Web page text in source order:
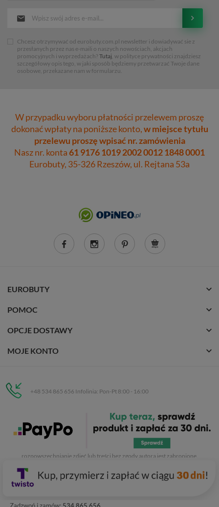
Zadzwoń i zamów: 534 865 656
Chcesz otrzymywać od eurobuty.com.pl newsletter i dowiadywać sie z
przesłanych przez nas e-maili o naszych nowościach, akcjach
promocyjnych i wyprzedażach? Tutaj, w polityce prywatności znajdziesz
szczegółowy opis tego, w jaki sposób będziemy przetwarzać Twoje dane
osobowe, przekazane nam w formularzu.
W przypadku wyboru płatności przelewem proszę
dokonać wpłaty na poniższe konto,w miejsce tytułu
przelewu proszę wpisać nr. zamówienia
Nasz nr. konta61 9176 1019 2002 0012 1848 0001
Eurobuty, 35-326 Rzeszów, ul. Rejtana 53a
EUROBUTY
POMOC
OPCJE DOSTAWY
MOJE KONTO
+48 534 865 656 Infolinia: Pon-Pt 8:00 - 16:00
C.H. Respan, Rejtana 53a/250
35-326 Rzeszów
. Kopiowanie, przetwarzanie,
rozpowszechnianie zdjęć lub treści bez zgody autora jest zabronione.